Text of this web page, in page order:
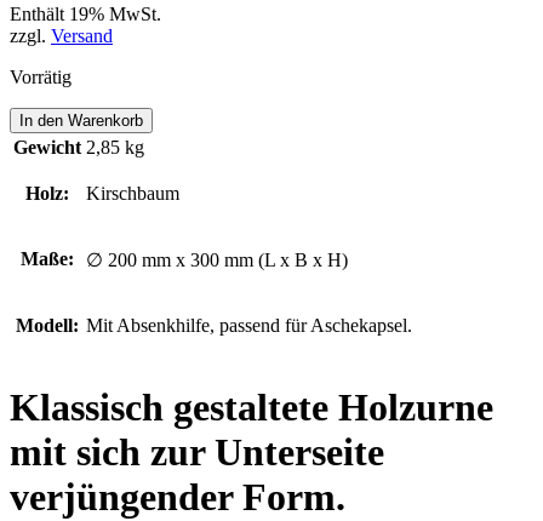
Enthält 19% MwSt.
zzgl. Versand
Vorrätig
SOMMERHALDE
Menge
In den Warenkorb
Gewicht 2,85 kg
Holz: Kirschbaum
Maße: ∅ 200 mm x 300 mm (L x B x H)
Modell: Mit Absenkhilfe, passend für Aschekapsel.
Klassisch gestaltete Holzurne
mit sich zur Unterseite
verjüngender Form.